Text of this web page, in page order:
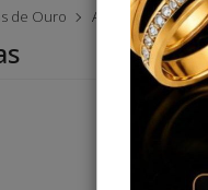
de Ouro Alianças Grossas